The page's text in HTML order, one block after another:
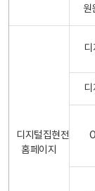
원
디지털집현전
홈페이지
디
디